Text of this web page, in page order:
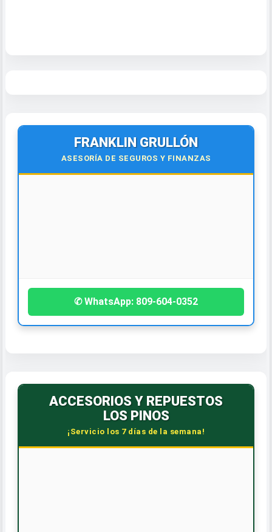
FRANKLIN GRULLÓN
ASESORÍA DE SEGUROS Y FINANZAS
✆ WhatsApp: 809-604-0352
ACCESORIOS Y REPUESTOS
LOS PINOS
¡Servicio los 7 días de la semana!